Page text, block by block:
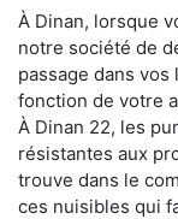
À Dinan, lorsque
notre société de
passage dans
fonction de votre
À Dinan 22, les
résistantes aux
trouve dans le
ces nuisibles qui